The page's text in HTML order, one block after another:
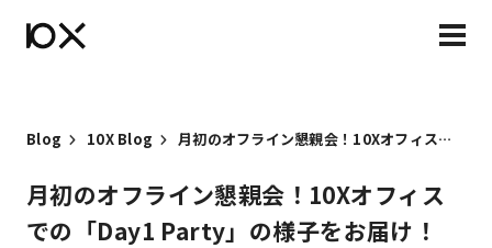
Blog 10X Blog 月初のオフライン懇親会！10Xオフィスでの「Day1 Party」の様子をお届け！#10Xの日常
月初のオフライン懇親会！10Xオフィス
での「Day1 Party」の様子をお届け！